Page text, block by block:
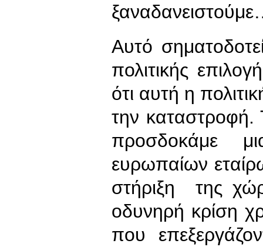
Αυτό
πολιτικής
ότι αυτή η
την καταστροφή.
προσδοκάμε
ευρωπαίων
στήριξη της
οδυνηρή κρίση
που